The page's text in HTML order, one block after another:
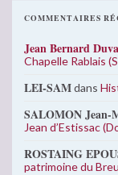
COMMENTAIRES
Jean Bernard
Chapelle Rablais
LEI-SAMdans
SALOMON Jean-
Jean d’Estissac
ROSTAING
patrimoine du